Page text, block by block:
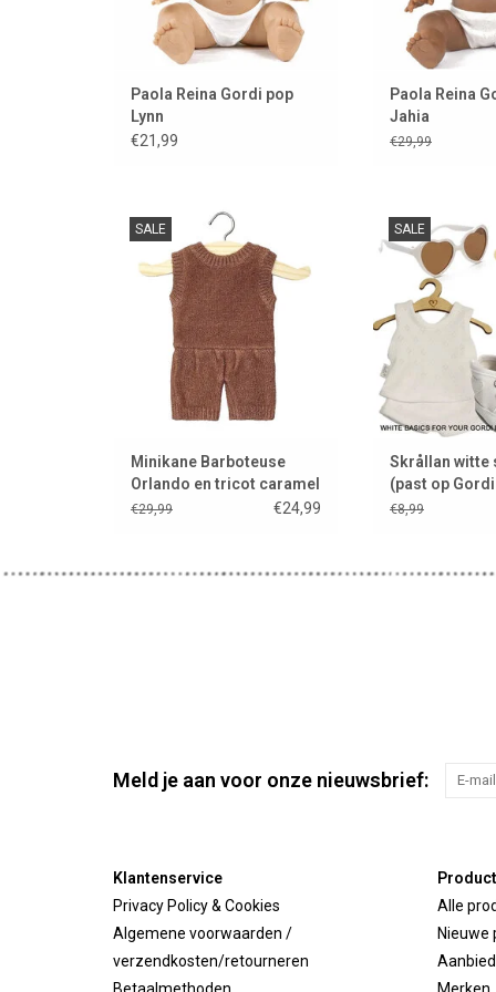
Paola Reina Gordi pop
Lynn
€21,99
Paola Reina
Jahia
€29,99
SALE
Minikane Barboteuse Orlando en
tricot caramel chiné voor Gordi
poppen
TOEVOEGEN AAN WINKELWAGEN
Minikane Barboteuse
Orlando en tricot caramel
chiné voor Gordi poppen
€29,99 €24,99
SALE
Witte sneakers
merk
TOEVOEGEN AAN
Skrållan witte
(past op
Miniland
€8,99
Meld je aan voor onze nieuwsbrief:
Klantenservice
Privacy Policy & Cookies
Algemene voorwaarden /
verzendkosten/retourneren
Alle
Nieuwe